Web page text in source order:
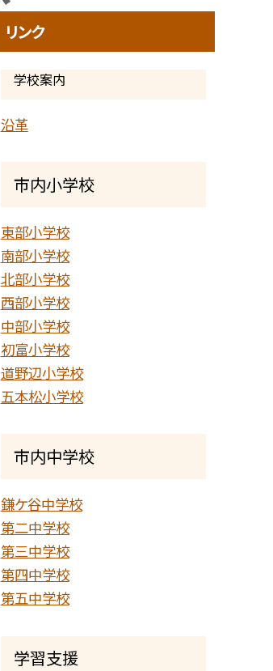
リンク
学校案内
沿革
市内小学校
東部小学校
南部小学校
北部小学校
西部小学校
中部小学校
初富小学校
道野辺小学校
五本松小学校
市内中学校
鎌ケ谷中学校
第二中学校
第三中学校
第四中学校
第五中学校
学習支援